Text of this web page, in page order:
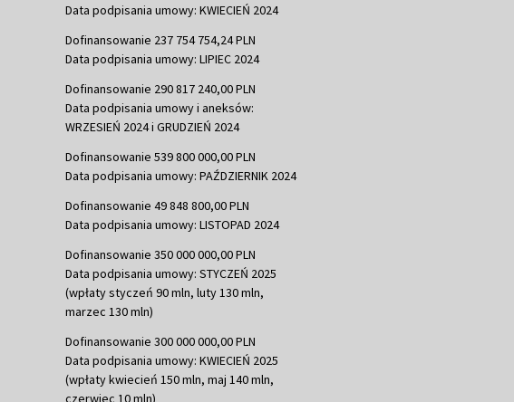
Data podpisania umowy: KWIECIEŃ 2024
Dofinansowanie 237 754 754,24 PLN
Data podpisania umowy: LIPIEC 2024
Dofinansowanie 290 817 240,00 PLN
Data podpisania umowy i aneksów:
WRZESIEŃ 2024 i GRUDZIEŃ 2024
Dofinansowanie 539 800 000,00 PLN
Data podpisania umowy: PAŹDZIERNIK 2024
Dofinansowanie 49 848 800,00 PLN
Data podpisania umowy: LISTOPAD 2024
Dofinansowanie 350 000 000,00 PLN
Data podpisania umowy: STYCZEŃ 2025
(wpłaty styczeń 90 mln, luty 130 mln,
marzec 130 mln)
Dofinansowanie 300 000 000,00 PLN
Data podpisania umowy: KWIECIEŃ 2025
(wpłaty kwiecień 150 mln, maj 140 mln,
czerwiec 10 mln)